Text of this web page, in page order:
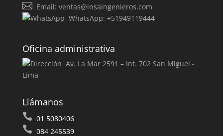
Email: ventas@insaingenieros.com
WhatsApp: +51949119444
Oficina administrativa
Av. La Mar 2591 – Int. 702 San Miguel -
Lima
Llámanos
01 5080406
084 245539